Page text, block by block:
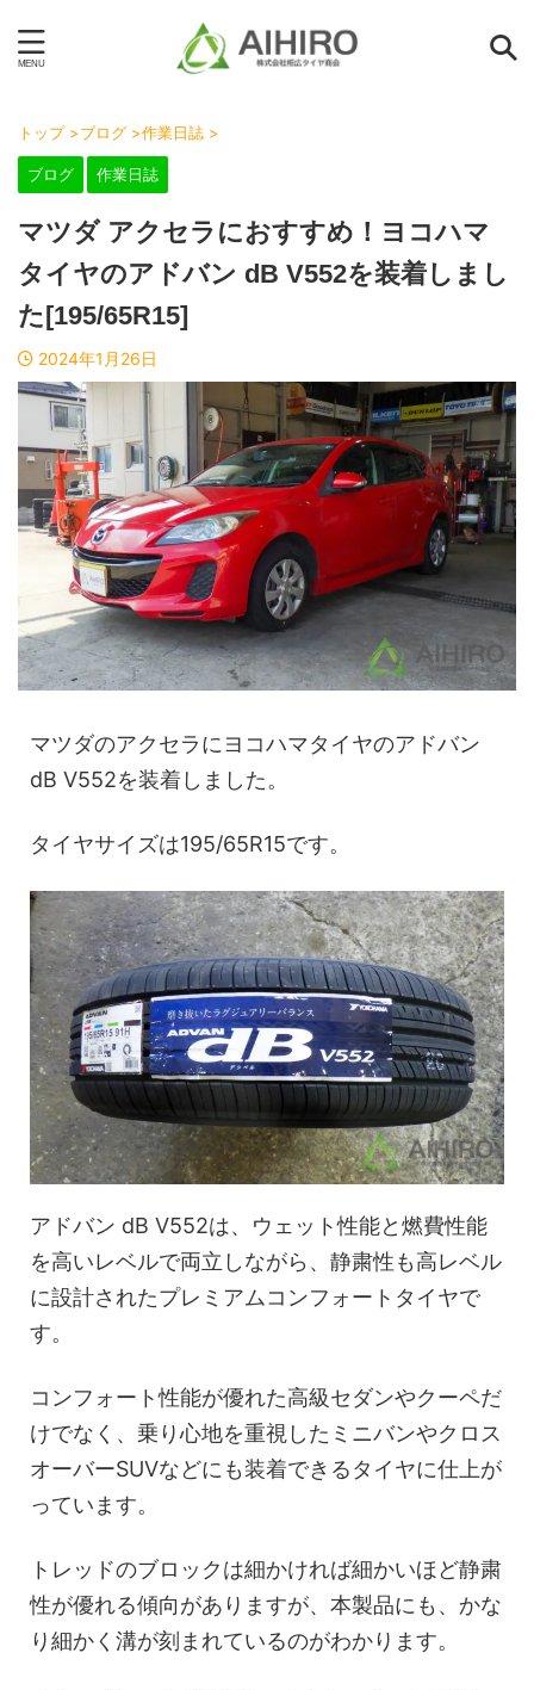
トップ >ブログ >作業日誌 >
ブログ 作業日誌
マツダ アクセラにおすすめ！ヨコハマ
タイヤのアドバン dB V552を装着しまし
た[195/65R15]
2024年1月26日
マツダのアクセラにヨコハマタイヤのアドバン
dB V552を装着しました。
タイヤサイズは195/65R15です。
アドバン dB V552は、ウェット性能と燃費性能
を高いレベルで両立しながら、静粛性も高レベル
に設計されたプレミアムコンフォートタイヤで
す。
コンフォート性能が優れた高級セダンやクーペだ
けでなく、乗り心地を重視したミニバンやクロス
オーバーSUVなどにも装着できるタイヤに仕上が
っています。
トレッドのブロックは細かければ細かいほど静粛
性が優れる傾向がありますが、本製品にも、かな
り細かく溝が刻まれているのがわかります。